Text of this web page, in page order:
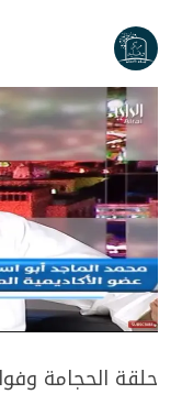
حلقة الحجامة